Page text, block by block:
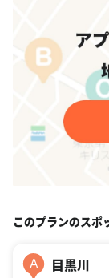
このプランのスポ
A 目黒川